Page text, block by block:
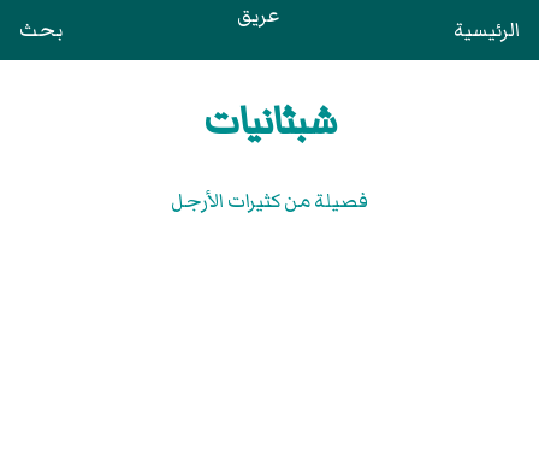
الرئيسية عريق بحث
شبثانيات
فصيلة من كثيرات الأرجل